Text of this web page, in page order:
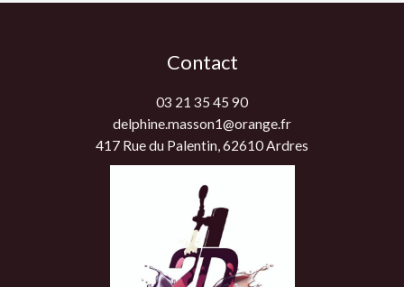
Contact
03 21 35 45 90
delphine.masson1@orange.fr
417 Rue du Palentin, 62610 Ardres